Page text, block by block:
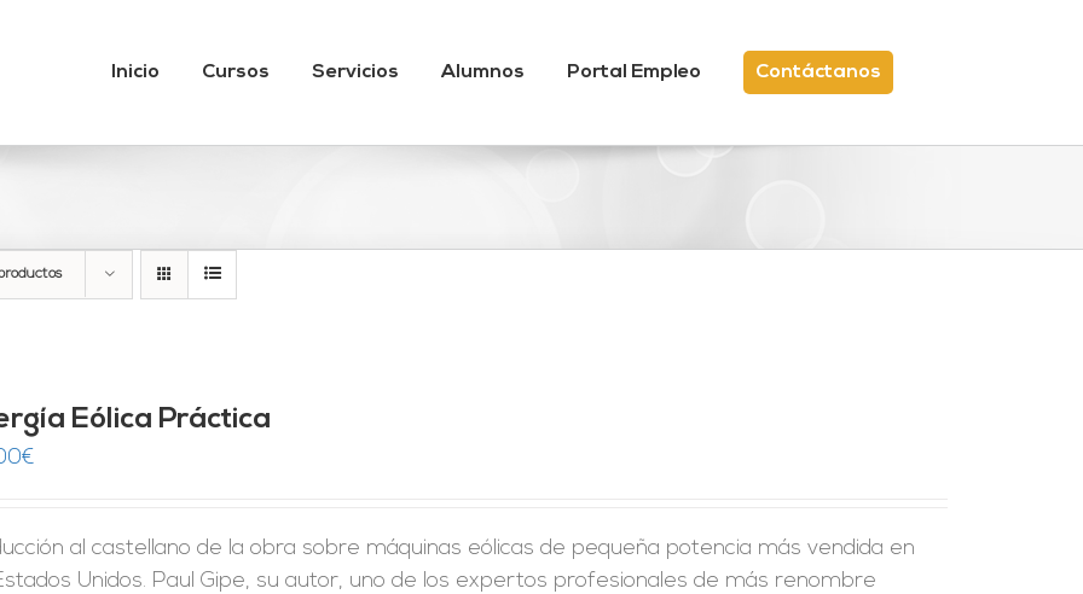
Inicio Cursos Servicios Alumnos Portal Empleo Contáctanos
Eólica Práctica
€
al castellano de la obra sobre máquinas eólicas de pequeña potencia más vendida en
Unidos. Paul Gipe, su autor, uno de los expertos profesionales de más renombre